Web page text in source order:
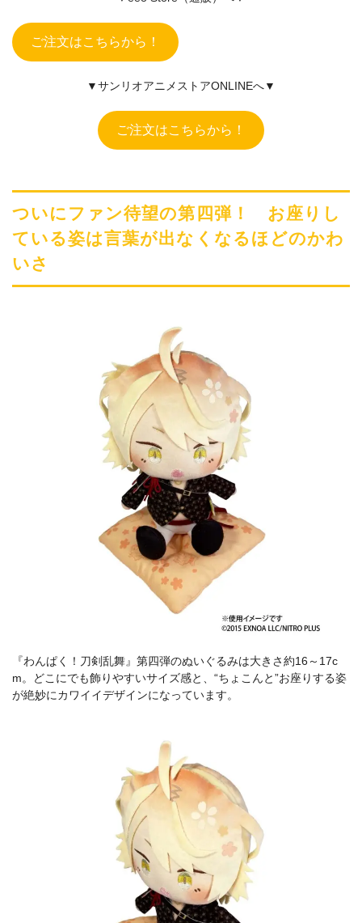
ご注文はこちらから！
▼サンリオアニメストアONLINEへ▼
ご注文はこちらから！
ついにファン待望の第四弾！ お座りし
ている姿は言葉が出なくなるほどのかわ
いさ
『わんぱく！刀剣乱舞』第四弾のぬいぐるみは大きさ約16～17c
m。どこにでも飾りやすいサイズ感と、“ちょこんと”お座りする姿
が絶妙にカワイイデザインになっています。